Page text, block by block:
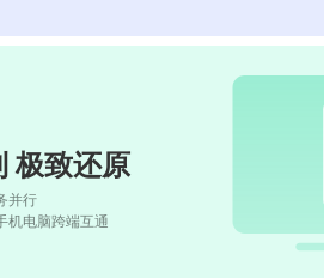
极致还原
并行
机电脑跨端互通